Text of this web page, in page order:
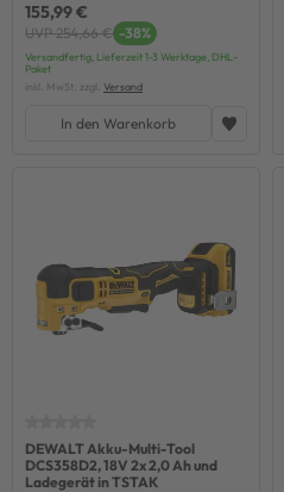
155,99 €
UVP 254,66 € -38%
Versandfertig, Lieferzeit 1-3 Werktage, DHL-
Paket
inkl. MwSt. zzgl. Versand
In den Warenkorb
DEWALT Akku-Multi-Tool
DCS358D2, 18V 2x 2,0 Ah und
Ladegerät in TSTAK